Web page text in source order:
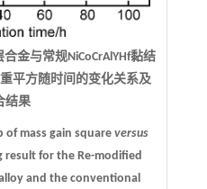
合金与常规NiCoCrAlYHf黏结
平方随时间的变化关系及
结果
of mass gain square versus
for the Re-modified
and the conventional